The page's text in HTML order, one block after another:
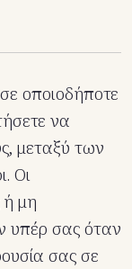
οποιοδήποτε
να
μεταξύ των
Οι
ή μη
υπέρ σας όταν
σας σε